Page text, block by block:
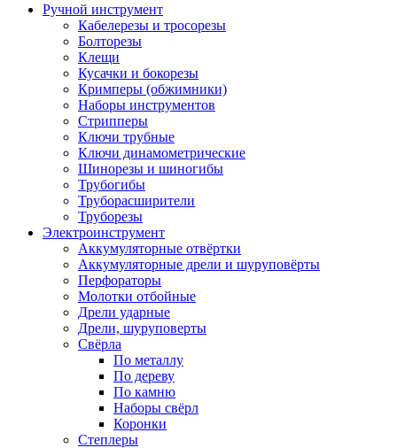
Ручной инструмент
Кабелерезы и тросорезы
Болторезы
Клещи
Кусачки и бокорезы
Кримперы (обжимники)
Наборы инструментов
Стрипперы
Ключи трубные
Ключи динамометрические
Шинорезы и шиногибы
Трубогибы
Труборасширители
Труборезы
Электроинструмент
Аккумуляторные отвёртки
Аккумуляторные дрели и шуруповёрты
Перфораторы
Молотки отбойные
Дрели ударные
Дрели, шуруповерты
Свёрла
По металлу
По дереву
По камню
Наборы свёрл
Коронки
Степлеры